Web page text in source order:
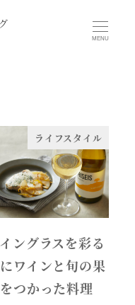
MENU
ライフスタイル
ングラスを彩る
ワインと旬の果
つかった料理